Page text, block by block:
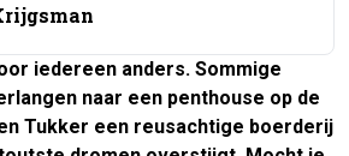
iedereen anders. Sommige
naar een penthouse op de
Tukker een reusachtige boerderij